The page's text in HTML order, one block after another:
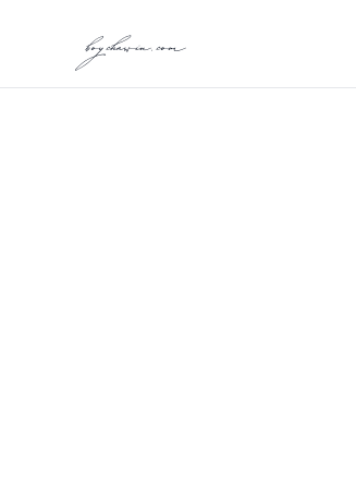
boychawin.com